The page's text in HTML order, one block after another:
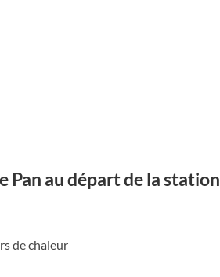
Pan au départ de la station
de chaleur